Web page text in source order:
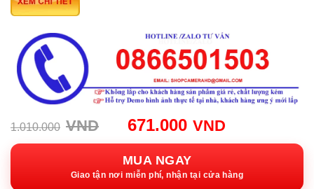
1.010.000 VND
Giá
gốc:
1.010.000VND.
671.000 VND
hiện
MUA NGAY
Giao tận nơi miễn phí, nhận tại cửa hàng